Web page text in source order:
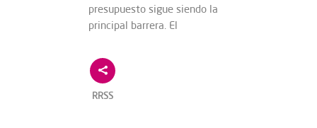
presupuesto sigue siendo la
principal barrera. El
RRSS